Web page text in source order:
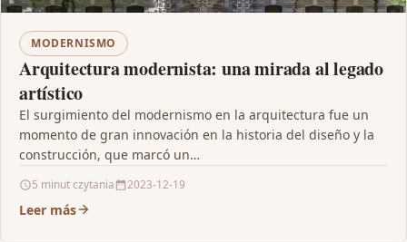
MODERNISMO
Arquitectura modernista: una mirada al legado
artístico
El surgimiento del modernismo en la arquitectura fue un
momento de gran innovación en la historia del diseño y la
construcción, que marcó un…
5 minut czytania 2023-12-19
Leer más